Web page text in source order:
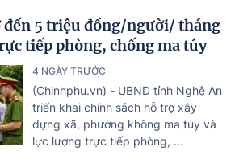
đến 5 triệu đồng/người/ tháng
tiếp phòng, chống ma túy
4 NGÀY TRƯỚC
(Chinhphu.vn) - UBND tỉnh Nghệ An
triển khai chính sách hỗ trợ xây
dựng xã, phường không ma túy và
lực lượng trực tiếp phòng, ...